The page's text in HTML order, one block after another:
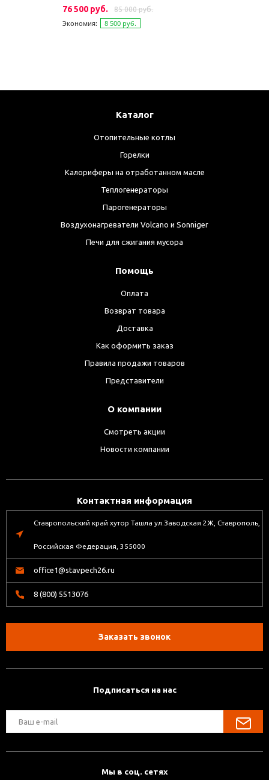
76 500 руб. 85 000 руб.
Экономия: 8 500 руб.
Каталог
Отопительные котлы
Горелки
Калориферы на отработанном масле
Теплогенераторы
Парогенераторы
Воздухонагреватели Volcano и Sonniger
Печи для сжигания мусора
Помощь
Оплата
Возврат товара
Доставка
Как оформить заказ
Правила продажи товаров
Представители
О компании
Смотреть акции
Новости компании
Контактная информация
Ставропольский край хутор Ташла ул.Заводская 2Ж, Ставрополь,
Российская Федерация, 355000
office1@stavpech26.ru
8 (800) 5513076
Заказать звонок
Подписаться на нас
Мы в соц. сетях